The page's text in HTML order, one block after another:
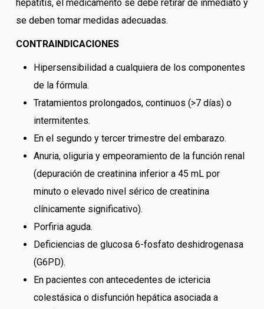
hepatitis, el medicamento se debe retirar de inmediato y
se deben tomar medidas adecuadas.
CONTRAINDICACIONES
Hipersensibilidad a cualquiera de los componentes
de la fórmula.
Tratamientos prolongados, continuos (>7 días) o
intermitentes.
En el segundo y tercer trimestre del embarazo.
Anuria, oliguria y empeoramiento de la función renal
(depuración de creatinina inferior a 45 mL por
minuto o elevado nivel sérico de creatinina
clínicamente significativo).
Porfiria aguda.
Deficiencias de glucosa 6-fosfato deshidrogenasa
(G6PD).
En pacientes con antecedentes de ictericia
colestásica o disfunción hepática asociada a